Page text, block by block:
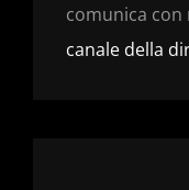
comunica
canale della